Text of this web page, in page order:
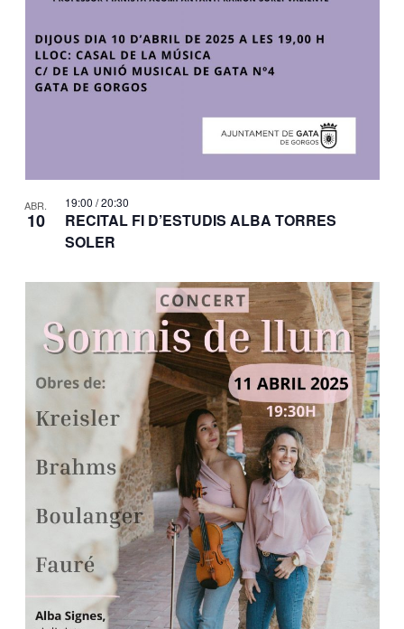
ABR.
10
RECITAL FI D’ESTUDIS ALBA TORRES
SOLER
19:00 / 20:30